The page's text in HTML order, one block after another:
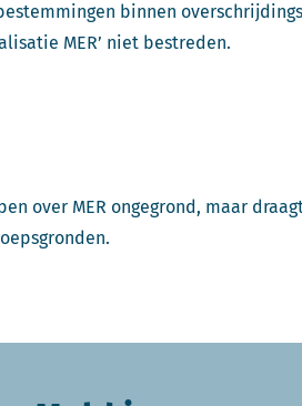
binnen
MER’ niet bestreden.
over MER ongegrond, maar